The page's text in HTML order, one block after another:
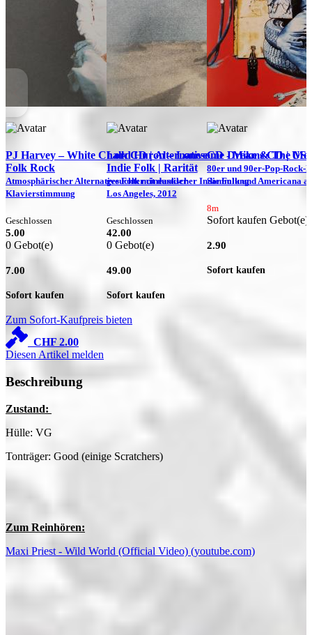
PJ Harvey – White Chalk CD | Alternative
Folk Rock
Atmosphärischer Alternative Folk mit dunkler
Klavierstimmung
Geschlossen
5.00
0 Gebot(e)
7.00
Sofort kaufen
Lord Huron – Lonesome Dreams CD | US
Indie Folk | Rarität
gesuchter cineastischer Indie Folk und Americana
Los Angeles, 2012
Geschlossen
42.00
0 Gebot(e)
49.00
Sofort kaufen
CD - Mike & The
80er und 90er-Pop-Rock-
Sammlung
8m
Sofort kaufen Gebot(e)
2.90
Sofort kaufen
Zum Sofort-Kaufpreis bieten
CHF 2.00
Diesen Artikel melden
Beschreibung
Zustand:
Hülle: VG
Tonträger: Good (einige Scratchers)
Zum Reinhören:
Maxi Priest - Wild World (Official Video) (youtube.com)